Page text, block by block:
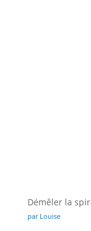
Démêler la
par Louise